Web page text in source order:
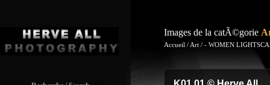
Images de la catÃ©gorie
Accueil / Art / - WOMEN